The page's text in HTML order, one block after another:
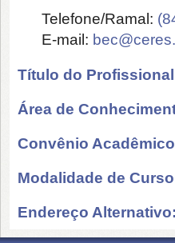
Telefone/Ramal:
E-mail:
Título do
Área de
Convênio
Modalidade de
Endereço Alternativo: